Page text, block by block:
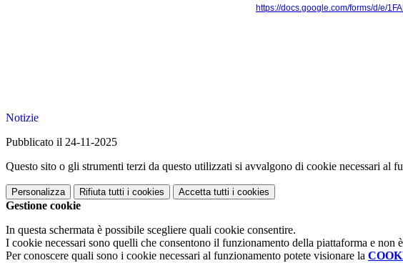
https://docs.google.com/forms/d/e/
Notizie
Pubblicato il 24-11-2025
Questo sito o gli strumenti terzi da questo utilizzati si avvalgono di cookie necessari al
Personalizza Rifiuta tutti i cookies Accetta tutti i cookies
Gestione cookie
In questa schermata è possibile scegliere quali cookie consentire.
I cookie necessari sono quelli che consentono il funzionamento della piattaforma e non
Per conoscere quali sono i cookie necessari al funzionamento potete visionare la